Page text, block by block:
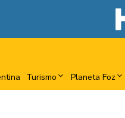
Turismo Planeta Foz